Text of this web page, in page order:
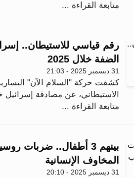
متابعة القراءة ...
الضفة خلال 2025
31 ديسمبر 2025 - 21:03
كشفت حركة "السلام الآن"
الاستيطاني، عن مصادقة إسرائيل خلال عام
متابعة القراءة ...
بينهم 3 أطفال..
المخاوف الإنسانية
31 ديسمبر 2025 - 20:10